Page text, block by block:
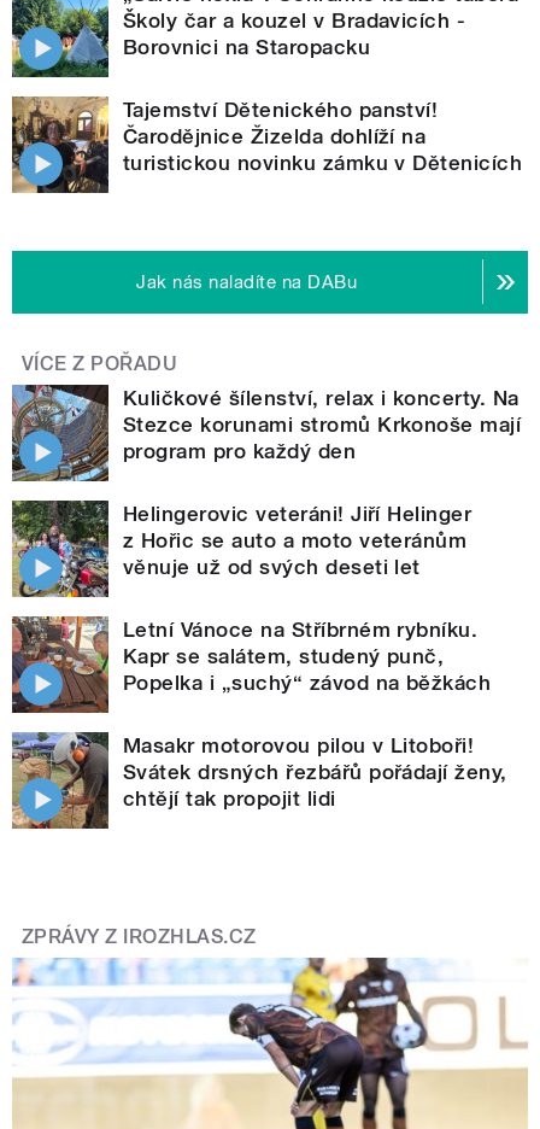
Školy čar a kouzel v Bradavicích -
Borovnici na Staropacku
Tajemství Dětenického panství!
Čarodějnice Žizelda dohlíží na
turistickou novinku zámku v Dětenicích
Jak nás naladíte na DABu
VÍCE Z POŘADU
Kuličkové šílenství, relax i koncerty. Na
Stezce korunami stromů Krkonoše mají
program pro každý den
Helingerovic veteráni! Jiří Helinger
z Hořic se auto a moto veteránům
věnuje už od svých deseti let
Letní Vánoce na Stříbrném rybníku.
Kapr se salátem, studený punč,
Popelka i „suchý“ závod na běžkách
Masakr motorovou pilou v Litoboři!
Svátek drsných řezbářů pořádají ženy,
chtějí tak propojit lidi
ZPRÁVY Z IROZHLAS.CZ